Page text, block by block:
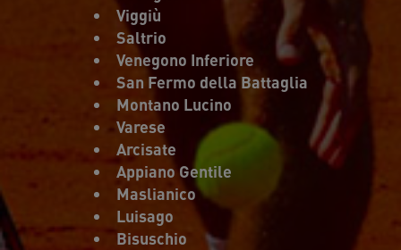
Viggiù
Saltrio
Venegono Inferiore
San Fermo della Battaglia
Montano Lucino
Varese
Arcisate
Appiano Gentile
Maslianico
Luisago
Bisuschio